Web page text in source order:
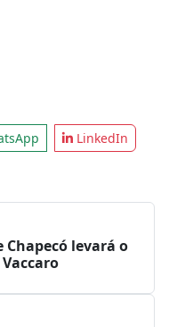
LinkedIn
levará o